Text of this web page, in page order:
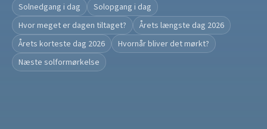
Solnedgang i dag
Solopgang i dag
Hvor meget er dagen tiltaget?
Årets længste dag 2026
Årets korteste dag 2026
Hvornår bliver det mørkt?
Næste solformørkelse